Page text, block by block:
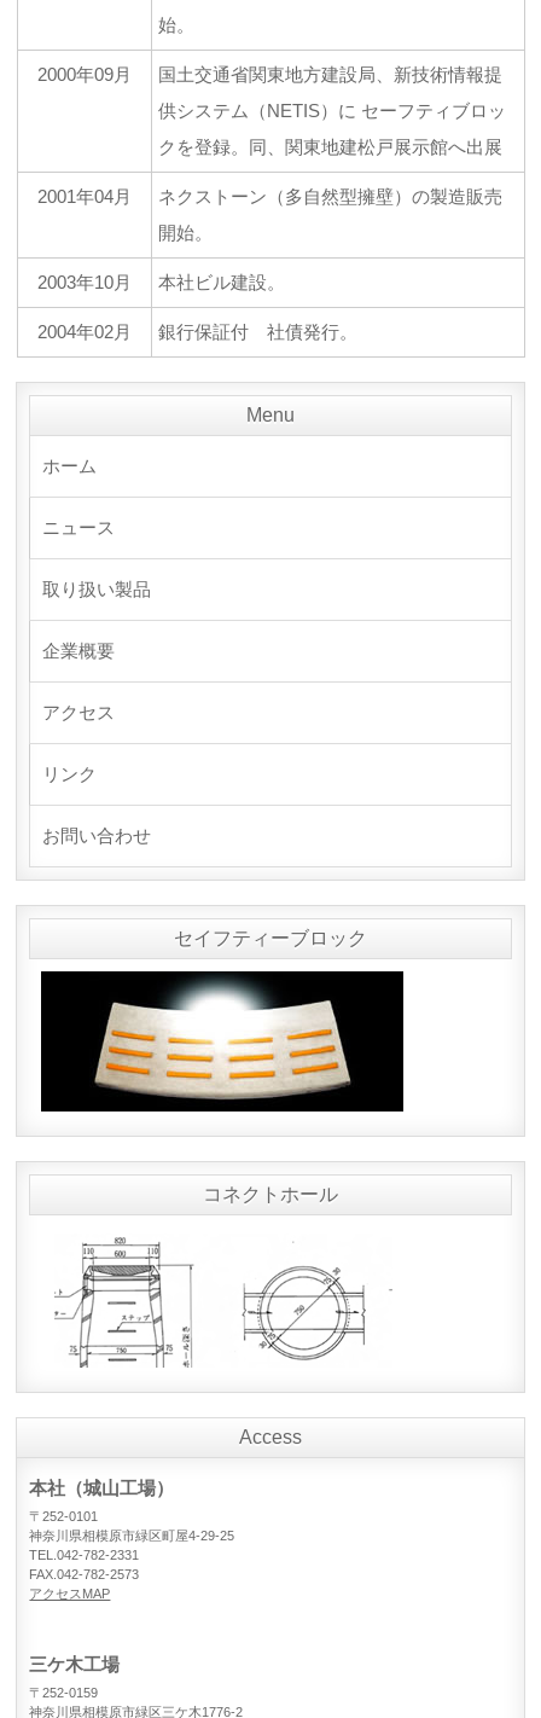
始。
2000年09月
国土交通省関東地方建設局、新技術情報提
供システム（NETIS）に セーフティブロッ
クを登録。同、関東地建松戸展示館へ出展
2001年04月
ネクストーン（多自然型擁壁）の製造販売
開始。
2003年10月 本社ビル建設。
2004年02月 銀行保証付 社債発行。
Menu
ホーム
ニュース
取り扱い製品
企業概要
アクセス
リンク
お問い合わせ
セイフティーブロック
コネクトホール
Access
本社（城山工場）
〒252-0101
神奈川県相模原市緑区町屋4-29-25
TEL.042-782-2331
FAX.042-782-2573
アクセスMAP
三ケ木工場
〒252-0159
神奈川県相模原市緑区三ケ木1776-2